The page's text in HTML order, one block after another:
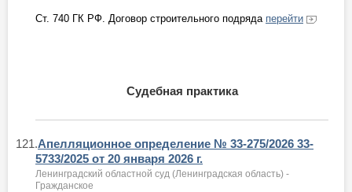
Ст. 740 ГК РФ. Договор строительного подряда перейти
Судебная практика
121.Апелляционное определение № 33-275/2026 33-
5733/2025 от 20 января 2026 г.
Ленинградский областной суд (Ленинградская область) -
Гражданское